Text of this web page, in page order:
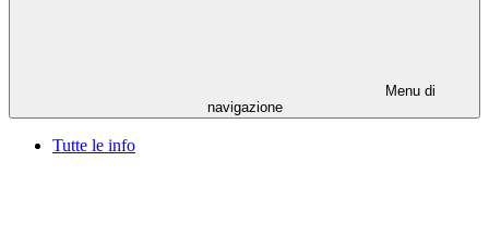
Menu di
navigazione
Tutte le info